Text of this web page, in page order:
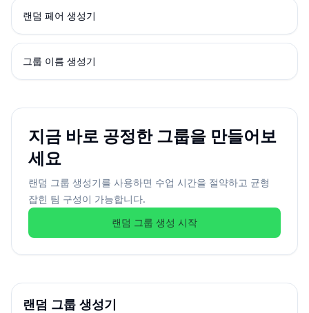
랜덤 페어 생성기
그룹 이름 생성기
지금 바로 공정한 그룹을 만들어보
세요
랜덤 그룹 생성기를 사용하면 수업 시간을 절약하고 균형
잡힌 팀 구성이 가능합니다.
랜덤 그룹 생성 시작
랜덤 그룹 생성기